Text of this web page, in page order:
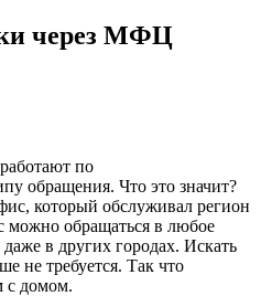
через МФЦ
по
обращения. Что это значит?
который обслуживал регион
можно обращаться в любое
в других городах. Искать
не требуется. Так что
с домом.